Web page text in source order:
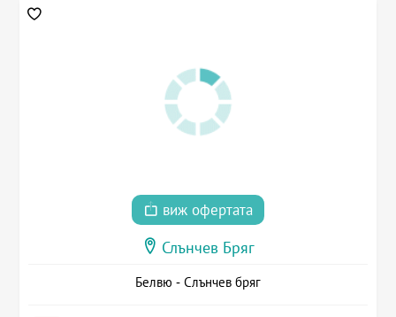
виж офертата
Слънчев Бряг
Белвю - Слънчев бряг